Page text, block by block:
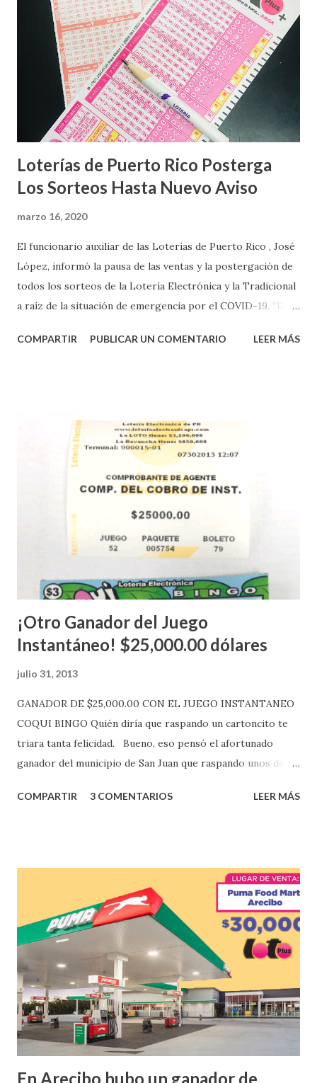
Loterías de Puerto Rico Posterga
Los Sorteos Hasta Nuevo Aviso
marzo 16, 2020
El funcionario auxiliar de las Loterías de Puerto Rico , José
López, informó la pausa de las ventas y la postergación de
todos los sorteos de la Lotería Electrónica y la Tradicional
a raíz de la situación de emergencia por el COVID-19. “En
proteger la salud de nuestros empleados, vendedores y
instantáneos”, indicó López. Sobre el sorteo de Powerball,
López explicó que el mismo se continuará realizando en los
Estados Unidos y los jugadores podrán conocer los
números ganadores del mismo a través de la página
aquellos con jugadas anticipadas de los sorteos locales (
Loto, Revancha, Pega 2, Pega 3 Pega 4 ) se les informará
Mientras, que l...
COMPARTIR PUBLICAR UN COMENTARIO LEER MÁS
¡Otro Ganador del Juego
Instantáneo! $25,000.00 dólares
julio 31, 2013
GANADOR DE $25,000.00 CON EL JUEGO INSTANTANEO
COQUI BINGO Quién diría que raspando un cartoncito te
triara tanta felicidad. Bueno, eso pensó el afortunado
ganador del municipio de San Juan que raspando unos de
obtuvo un premio de $25,000,00 dólares. Este es el anuncio
ganador fue vendido en la farmacia Yarimar de la
Urbanización Las Lomas en el Municipio de San Juan
¡Enhorabuena que lo disfrute!
...
COMPARTIR 3 COMENTARIOS LEER MÁS
En Arecibo hubo un ganador de